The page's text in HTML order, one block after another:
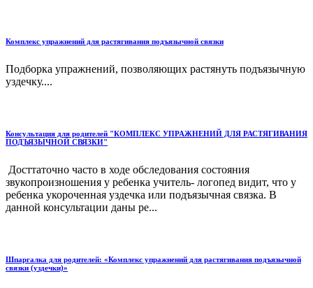
Комплекс упражнений для растягивания подъязычной связки
Подборка упражнений, позволяющих растянуть подъязычную
уздечку....
Консультация для родителей "КОМПЛЕКС УПРАЖНЕНИЙ ДЛЯ РАСТЯГИВАНИЯ
ПОДЪЯЗЫЧНОЙ СВЯЗКИ"
Досттаточно часто в ходе обследования состояния
звукопроизношения у ребенка учитель- логопед видит, что у
ребенка укороченная уздечка или подъязычная связка. В
данной консультации даны ре...
Шпаргалка для родителей: «Комплекс упражнений для растягивания подъязычной
связки (уздечки)»